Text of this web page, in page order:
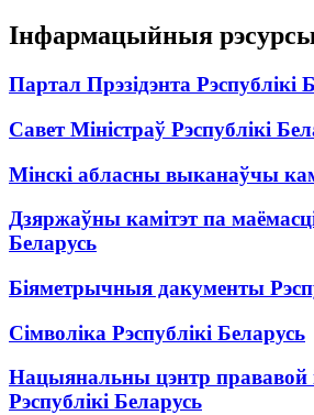
Інфармацыйныя
Партал Прэзідэнта Рэспублікі
Савет Міністраў Рэспублікі
Мінскі абласны выканаўчы
Дзяржаўны камітэт па
Беларусь
Біяметрычныя дакументы
Сімволіка Рэспублікі Беларусь
Нацыянальны цэнтр прававой
Рэспублікі Беларусь